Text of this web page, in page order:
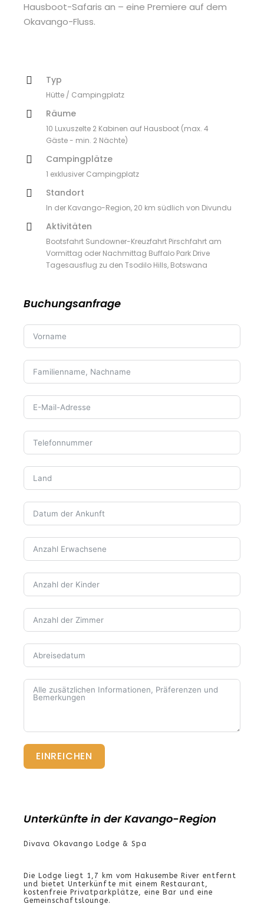
Hausboot-Safaris an – eine Premiere auf dem
Okavango-Fluss.
Typ
Hütte / Campingplatz
Räume
10 Luxuszelte 2 Kabinen auf Hausboot (max. 4
Gäste - min. 2 Nächte)
Campingplätze
1 exklusiver Campingplatz
Standort
In der Kavango-Region, 20 km südlich von Divundu
Aktivitäten
Bootsfahrt Sundowner-Kreuzfahrt Pirschfahrt am
Vormittag oder Nachmittag Buffalo Park Drive
Tagesausflug zu den Tsodilo Hills, Botswana
Buchungsanfrage
EINREICHEN
Unterkünfte in der Kavango-Region
Divava Okavango Lodge & Spa
Die Lodge liegt 1,7 km vom Hakusembe River entfernt
und bietet Unterkünfte mit einem Restaurant,
kostenfreie Privatparkplätze, eine Bar und eine
Gemeinschaftslounge.